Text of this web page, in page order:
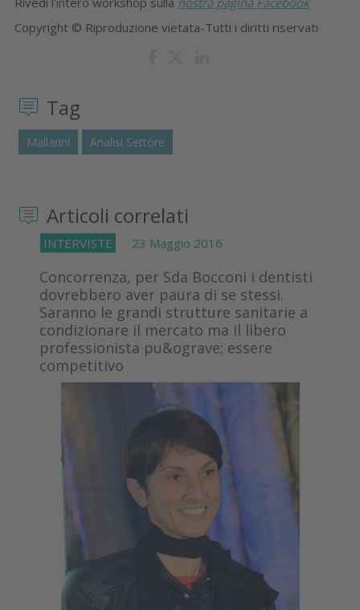
Copyright © Riproduzione vietata-Tutti i diritti riservati
Tag
Mallarini Analisi Settore
Articoli correlati
INTERVISTE 23 Maggio 2016
Concorrenza, per Sda Bocconi i dentisti
dovrebbero aver paura di se stessi.
Saranno le grandi strutture sanitarie a
condizionare il mercato ma il libero
professionista pu&ograve; essere
competitivo